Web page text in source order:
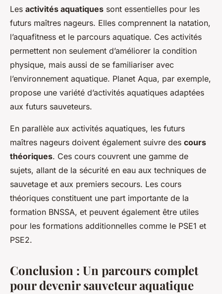
Les activités aquatiques sont essentielles pour les
futurs maîtres nageurs. Elles comprennent la natation,
l’aquafitness et le parcours aquatique. Ces activités
permettent non seulement d’améliorer la condition
physique, mais aussi de se familiariser avec
l’environnement aquatique. Planet Aqua, par exemple,
propose une variété d’activités aquatiques adaptées
aux futurs sauveteurs.
En parallèle aux activités aquatiques, les futurs
maîtres nageurs doivent également suivre des cours
théoriques. Ces cours couvrent une gamme de
sujets, allant de la sécurité en eau aux techniques de
sauvetage et aux premiers secours. Les cours
théoriques constituent une part importante de la
formation BNSSA, et peuvent également être utiles
pour les formations additionnelles comme le PSE1 et
PSE2.
Conclusion : Un parcours complet
pour devenir sauveteur aquatique